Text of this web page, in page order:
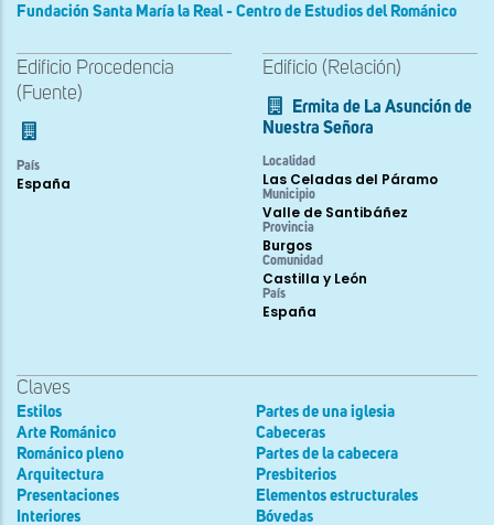
Fundación Santa María la Real - Centro de Estudios del Románico
Edificio Procedencia
(Fuente)
País
España
Edificio (Relación)
Ermita de La Asunción de
Nuestra Señora
Localidad
Las Celadas del Páramo
Municipio
Valle de Santibáñez
Provincia
Burgos
Comunidad
Castilla y León
País
España
Claves
Estilos
Arte Románico
Románico pleno
Arquitectura
Presentaciones
Interiores
Partes de una iglesia
Cabeceras
Partes de la cabecera
Presbiterios
Elementos estructurales
Bóvedas